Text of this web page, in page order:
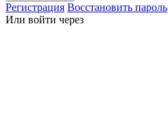
Регистрация Восстановить пароль
Или войти через